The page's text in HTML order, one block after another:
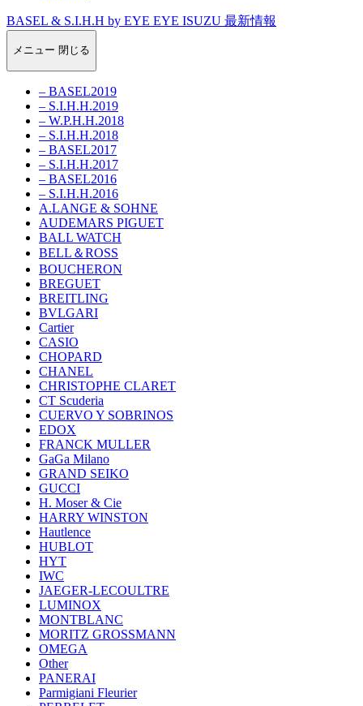
BASEL & S.I.H.H by EYE EYE ISUZU 最新情報
メニュー 閉じる
– BASEL2019
– S.I.H.H.2019
– W.P.H.H.2018
– S.I.H.H.2018
– BASEL2017
– S.I.H.H.2017
– BASEL2016
– S.I.H.H.2016
A.LANGE & SOHNE
AUDEMARS PIGUET
BALL WATCH
BELL＆ROSS
BOUCHERON
BREGUET
BREITLING
BVLGARI
Cartier
CASIO
CHOPARD
CHANEL
CHRISTOPHE CLARET
CT Scuderia
CUERVO Y SOBRINOS
EDOX
FRANCK MULLER
GaGa Milano
GRAND SEIKO
GUCCI
H. Moser & Cie
HARRY WINSTON
Hautlence
HUBLOT
HYT
IWC
JAEGER-LECOULTRE
LUMINOX
MONTBLANC
MORITZ GROSSMANN
OMEGA
Other
PANERAI
Parmigiani Fleurier